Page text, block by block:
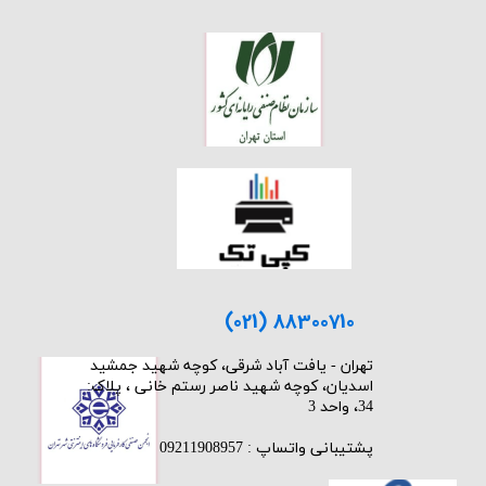
(021) 88300710
​تهران - یافت آباد شرقی، کوچه شهید جمشید
اسدیان، کوچه شهید ناصر رستم خانی ، پلاک:
34، واحد 3
پشتیبانی واتساپ : 09211908957